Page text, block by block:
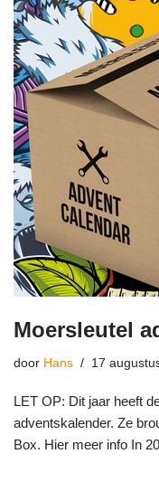
Moersleutel
door Hans 17
LET OP: Dit jaar heeft
adventskalender. Ze
Box. Hier meer info In